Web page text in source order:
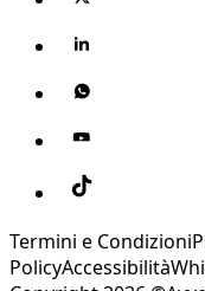
Termini e Condizioni
PolicyAccessibilità